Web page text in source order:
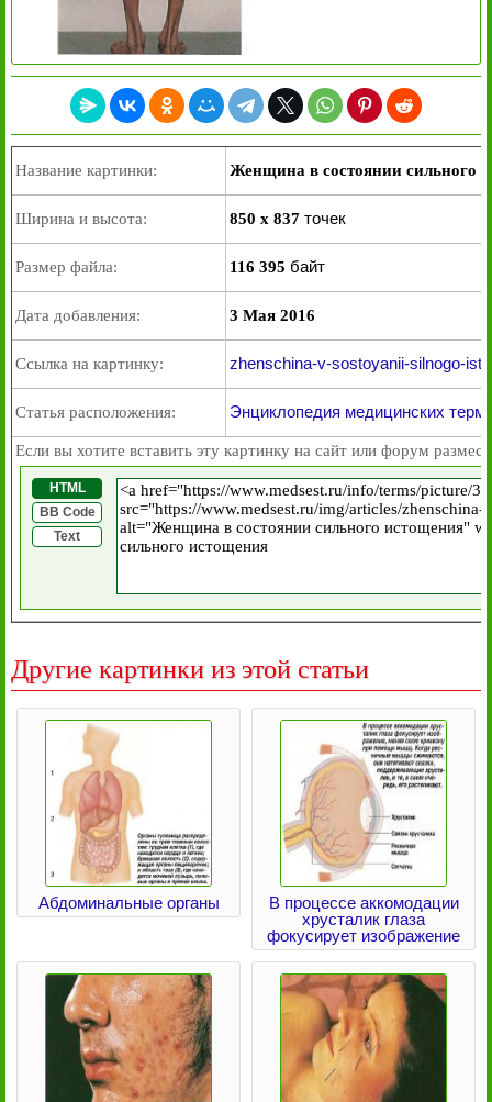
Название картинки: Женщина в состоянии сильного
Ширина и высота: 850 x 837 точек
Размер файла: 116 395 байт
Дата добавления: 3 Мая 2016
Ссылка на картинку: zhenschina-v-sostoyanii-silnogo-
Статья расположения: Энциклопедия медицинских
Если вы хотите вставить эту картинку на сайт или форум
HTML
BB Code
Text
Другие картинки из этой статьи
Абдоминальные органы
В процессе аккомодации
хрусталик глаза
фокусирует изображение